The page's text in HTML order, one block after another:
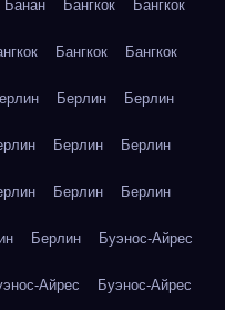
Банан Бангкок Бангкок
Бангкок Бангкок
Берлин Берлин
Берлин Берлин
Берлин Берлин
Берлин Буэнос-Айрес
Айрес Буэнос-Айрес